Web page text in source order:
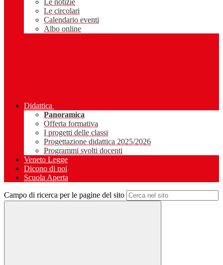
Le notizie
Le circolari
Calendario eventi
Albo online
Didattica
Panoramica
Offerta formativa
I progetti delle classi
Progettazione didattica 2025/2026
Programmi svolti docenti
Veneto Legge
Dicono di noi
Scuola Aperta
Campo di ricerca per le pagine del sito